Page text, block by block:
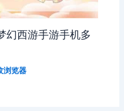
幻西游手游手机多
浏览器